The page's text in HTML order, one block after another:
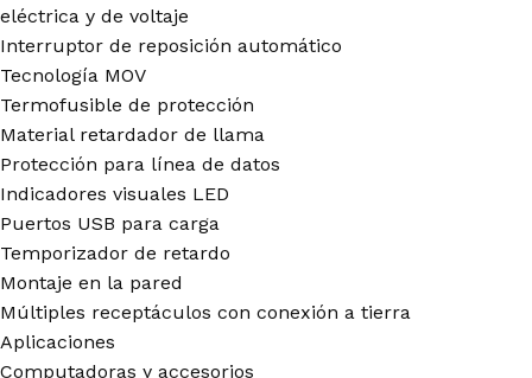
eléctrica y de voltaje
Interruptor de reposición automático
Tecnología MOV
Termofusible de protección
Material retardador de llama
Protección para línea de datos
Indicadores visuales LED
Puertos USB para carga
Temporizador de retardo
Montaje en la pared
Múltiples receptáculos con conexión a tierra
Aplicaciones
Computadoras y accesorios